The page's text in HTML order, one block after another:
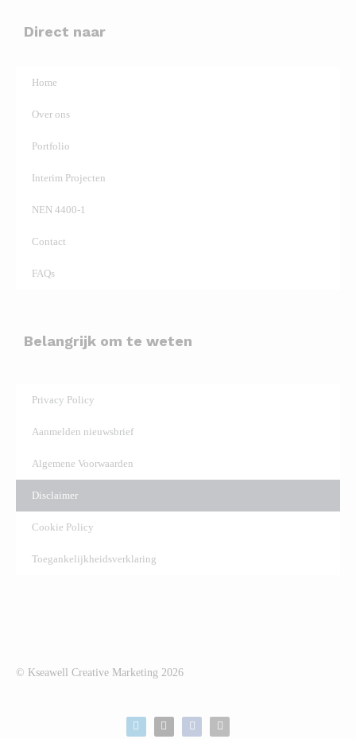
Direct naar
Home
Over ons
Portfolio
Interim Projecten
NEN 4400-1
Contact
FAQs
Belangrijk om te weten
Privacy Policy
Aanmelden nieuwsbrief
Algemene Voorwaarden
Disclaimer
Cookie Policy
Toegankelijkheidsverklaring
© Kseawell Creative Marketing 2026